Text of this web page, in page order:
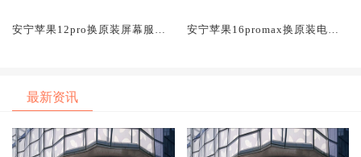
安宁苹果12pro换原装屏幕服务
安宁苹果16promax换原装电池
最新资讯